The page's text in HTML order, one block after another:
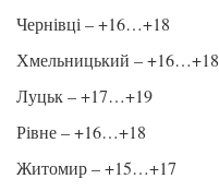
Чернівці – +16…+18
Хмельницький – +16…+18
Луцьк – +17…+19
Рівне – +16…+18
Житомир – +15…+17